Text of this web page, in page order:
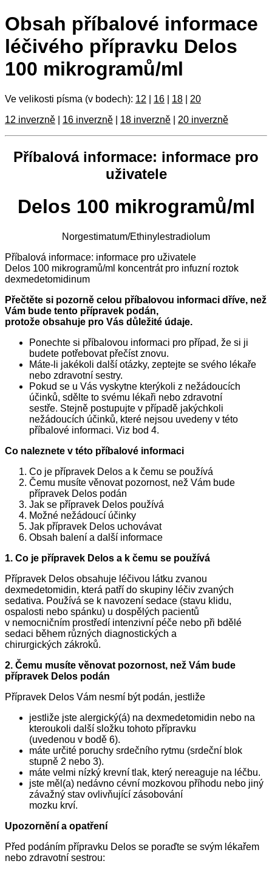
Obsah příbalové informace
léčivého přípravku Delos
100 mikrogramů/ml
Ve velikosti písma (v bodech): 12 16 18
20
12 inverzně
16 inverzně 18 inverzně 20 inverzně
Příbalová informace: informace pro
uživatele
Delos 100 mikrogramů/ml
Norgestimatum/Ethinylestradiolum
Příbalová informace: informace pro uživatele
Delos 100 mikrogramů/ml koncentrát pro infuzní roztok
dexmedetomidinum
Přečtěte si pozorně celou příbalovou informaci dříve, než
Vám bude tento přípravek podán,
protože obsahuje pro Vás důležité údaje.
Ponechte si příbalovou informaci pro případ, že si ji
budete potřebovat přečíst znovu.
Máte-li jakékoli další otázky, zeptejte se svého lékaře
nebo zdravotní sestry.
Pokud se u Vás vyskytne kterýkoli z nežádoucích
účinků, sdělte to svému lékaři nebo zdravotní
sestře. Stejně postupujte v případě jakýchkoli
nežádoucích účinků, které nejsou uvedeny v této
příbalové informaci. Viz bod 4.
Co naleznete v této příbalové informaci
Co je přípravek Delos a k čemu se používá
Čemu musíte věnovat pozornost, než Vám bude
přípravek Delos podán
Jak se přípravek Delos používá
Možné nežádoucí účinky
Jak přípravek Delos uchovávat
Obsah balení a další informace
1. Co je přípravek Delos a k čemu se používá
Přípravek Delos obsahuje léčivou látku zvanou
dexmedetomidin, která patří do skupiny léčiv zvaných
sedativa. Používá se k navození sedace (stavu klidu,
ospalosti nebo spánku) u dospělých pacientů
v nemocničním prostředí intenzivní péče nebo při bdělé
sedaci během různých diagnostických a
chirurgických zákroků.
2. Čemu musíte věnovat pozornost, než Vám bude
přípravek Delos podán
Přípravek Delos Vám nesmí být podán, jestliže
jestliže jste alergický(á) na dexmedetomidin nebo na
kteroukoli další složku tohoto přípravku
(uvedenou v bodě 6).
máte určité poruchy srdečního rytmu (srdeční blok
stupně 2 nebo 3).
máte velmi nízký krevní tlak, který nereaguje na léčbu.
jste měl(a) nedávno cévní mozkovou příhodu nebo jiný
závažný stav ovlivňující zásobování
mozku krví.
Upozornění a opatření
Před podáním přípravku Delos se poraďte se svým lékařem
nebo zdravotní sestrou: